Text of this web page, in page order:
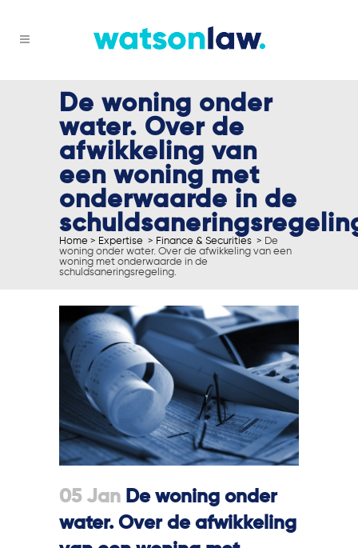
De woning onder
water. Over de
afwikkeling van
een woning met
onderwaarde in de
Home > Expertise > Finance & Securities > De
woning onder water. Over de afwikkeling van een
woning met onderwaarde in de
schuldsaneringsregeling.
05 Jan De woning onder
water. Over de afwikkeling